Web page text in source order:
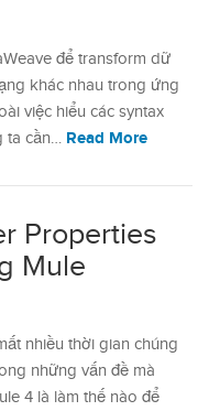
để transform dữ
khác nhau trong ứng
việc hiểu các syntax
ta cần… Read More
Properties
Mule
nhiều thời gian chúng
những vấn đề mà
4 là làm thế nào để